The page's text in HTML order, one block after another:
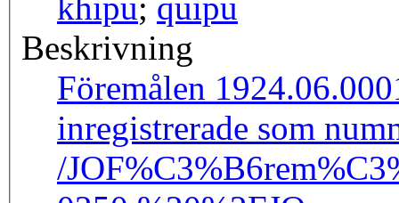
Beskrivning
Föremålen
inregistrerade som
/JO